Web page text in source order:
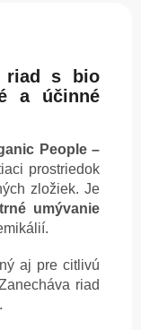
riad s bio
a účinné
People –
prostriedok
zložiek. Je
umývanie
aj pre citlivú
riad